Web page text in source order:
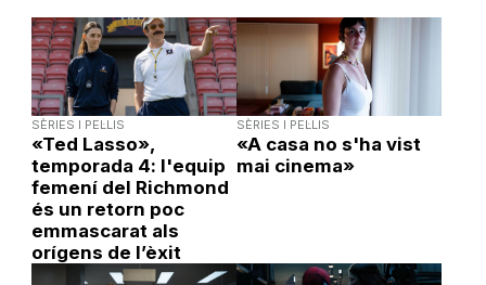
SÈRIES I PEL·LIS
«Ted Lasso»,
temporada 4: l'equip
femení del Richmond
és un retorn poc
emmascarat als
orígens de l’èxit
SÈRIES I PEL·LIS
«A casa no s'ha vist
mai cinema»